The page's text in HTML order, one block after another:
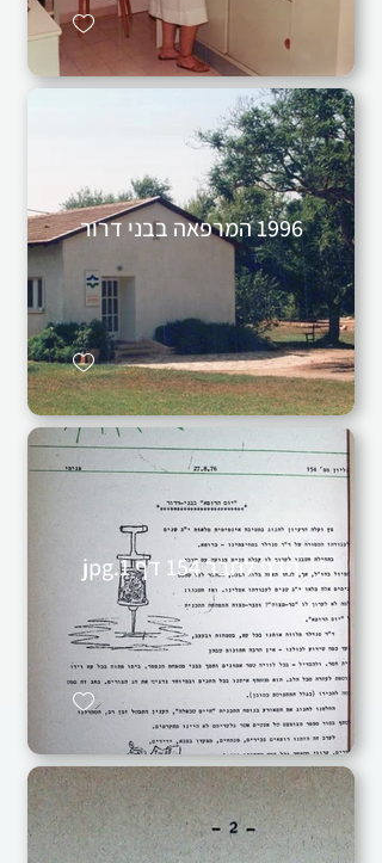
1996 המרפאה בבני דרור
הדף לחבר 154 דף 1.jpg